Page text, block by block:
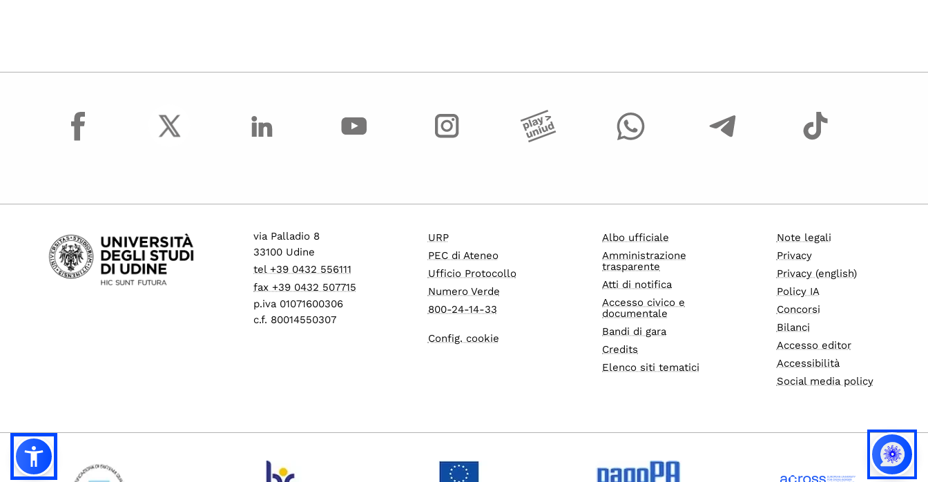
facebook
via Palladio 8
33100 Udine
tel +39 0432 556111
fax +39 0432 507715
p.iva 01071600306
c.f. 80014550307
URP
PEC di Ateneo
Ufficio Protocollo
Numero Verde
800-24-14-33
Config. cookie
Albo ufficiale
Amministrazione
trasparente
Atti di notifica
Accesso civico e
documentale
Bandi di gara
Credits
Elenco siti tematici
Note legali
Privacy
Privacy (english)
Policy IA
Concorsi
Bilanci
Accesso editor
Accessibilità
Social media policy